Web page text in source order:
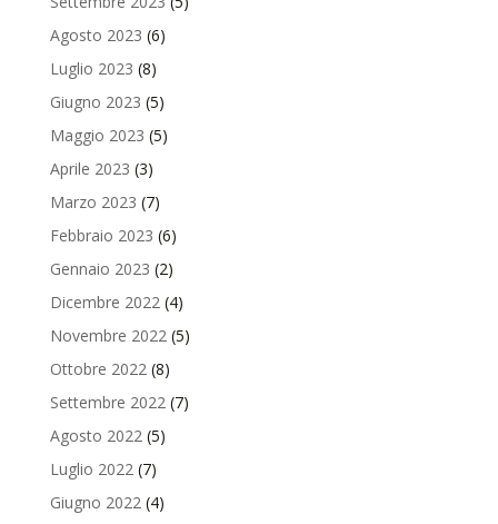
Agosto 2023 (6)
Luglio 2023 (8)
Giugno 2023 (5)
Maggio 2023 (5)
Aprile 2023 (3)
Marzo 2023 (7)
Febbraio 2023 (6)
Gennaio 2023 (2)
Dicembre 2022(4)
Novembre 2022(5)
Ottobre 2022(8)
Settembre 2022(7)
Agosto 2022(5)
Luglio 2022(7)
Giugno 2022(4)